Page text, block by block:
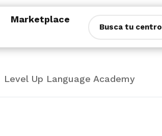
Marketplace
Busca tu centro
Level Up Language Academy